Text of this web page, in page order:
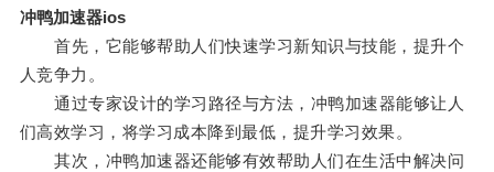
冲鸭加速器ios
首先，它能够帮助人们快速学习新知识与技能，提升个
人竞争力。
通过专家设计的学习路径与方法，冲鸭加速器能够让人
们高效学习，将学习成本降到最低，提升学习效果。
其次，冲鸭加速器还能够有效帮助人们在生活中解决问